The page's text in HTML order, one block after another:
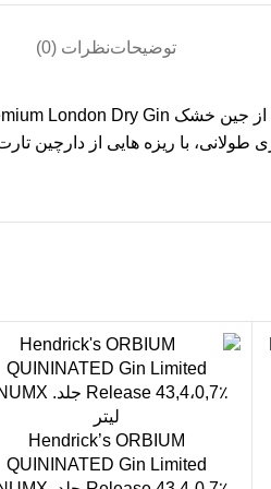
توضیحاتنظرات (0)
با ریزه هایی از دارچین
Hendrick’s ORBIUM
QUININATED Gin Limited